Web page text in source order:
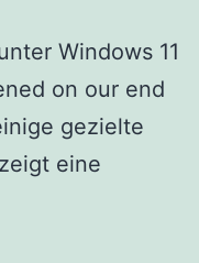
Windows 11
on our end
gezielte
eine